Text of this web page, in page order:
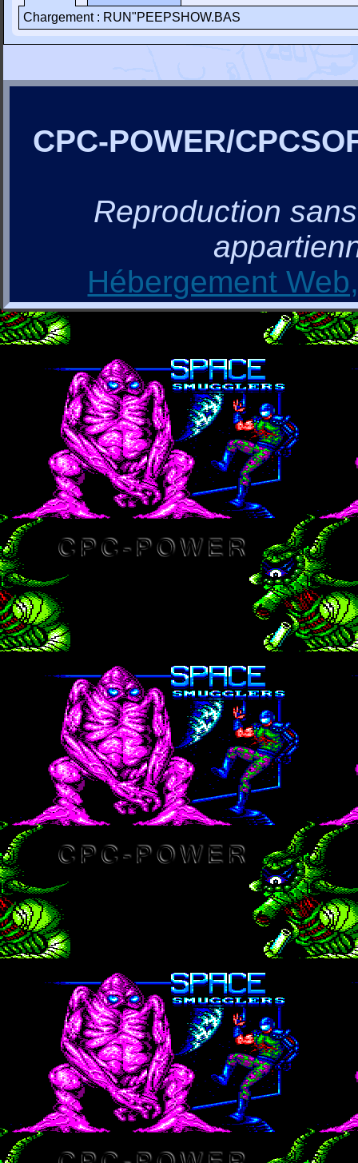
Chargement : RUN"PEEPSHOW.BAS
CPC-POWER/
Reproduction
Hébergement